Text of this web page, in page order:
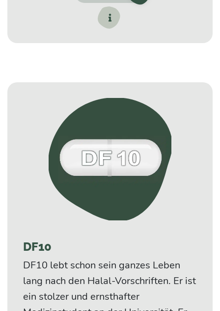
DF10
DF10 lebt schon sein ganzes Leben
lang nach den Halal-Vorschriften. Er ist
ein stolzer und ernsthafter